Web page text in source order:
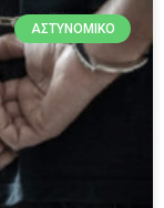
ΑΣΤΥΝΟΜΙΚΌ